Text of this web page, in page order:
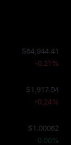
$64,944.41
-0.21%
$1,917.94
-0.24%
$1.00062
0.00%